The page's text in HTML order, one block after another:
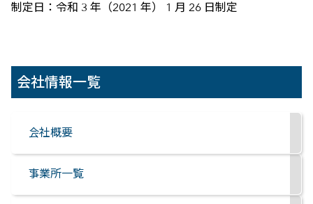
制定日：令和 3 年（2021 年） 1 月 26 日制定
会社情報一覧
会社概要
事業所一覧